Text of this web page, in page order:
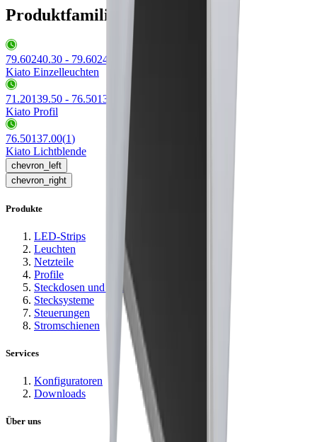
Produktfamilie Kiato
79.60240.30 - 79.60247.40 16
Kiato Einzelleuchten
71.20139.50 - 76.50136.50 (
Kiato Profil
76.50137.00(1)
Kiato Lichtblende
chevron_left
chevron_right
Produkte
LED-Strips
Leuchten
Netzteile
Profile
Steckdosen und Ladestationen
Stecksysteme
Steuerungen
Stromschienen
Services
Konfiguratoren
Downloads
Über uns